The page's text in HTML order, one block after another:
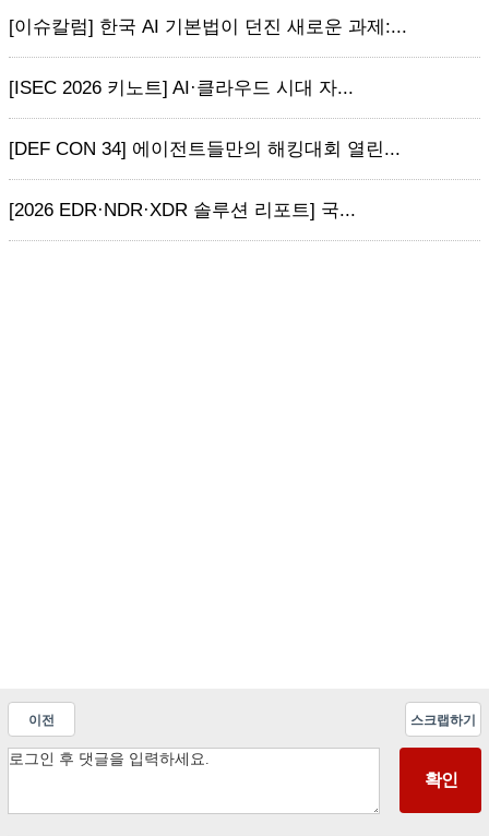
[이슈칼럼] 한국 AI 기본법이 던진 새로운 과제:...
[ISEC 2026 키노트] AI·클라우드 시대 자...
[DEF CON 34] 에이전트들만의 해킹대회 열린...
[2026 EDR·NDR·XDR 솔루션 리포트] 국...
이전 스크랩하기